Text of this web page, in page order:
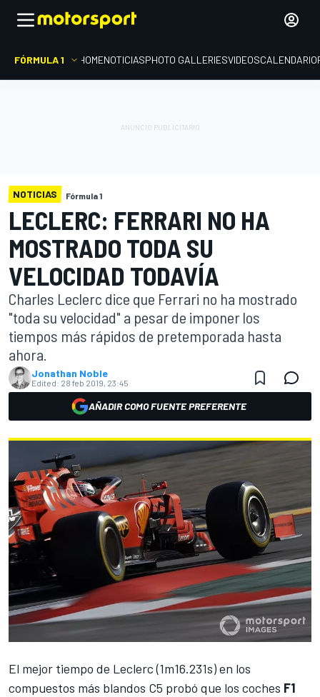
FÓRMULA 1 HOMENOTICIASPHOTO GALLERIESVIDEOSCALENDARIO
NOTICIAS Fórmula 1
LECLERC: FERRARI NO HA
MOSTRADO TODA SU
VELOCIDAD TODAVÍA
Charles Leclerc dice que Ferrari no ha mostrado
"toda su velocidad" a pesar de imponer los
tiempos más rápidos de pretemporada hasta
ahora.
Jonathan Noble
Edited: 28 feb 2019, 23:45
AÑADIR COMO FUENTE PREFERENTE
El mejor tiempo de Leclerc (1m16.231s)en los
compuestos más blandos C5 probó que los coches F1